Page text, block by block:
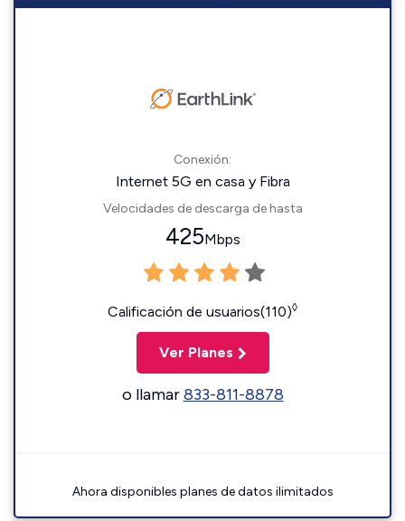
Conexión:
Internet 5G en casa y Fibra
Velocidades de descarga de hasta
425Mbps
Calificación de usuarios(110)◊
Ver Planes
o llamar833-811-8878
Ahora disponibles planes de datos ilimitados